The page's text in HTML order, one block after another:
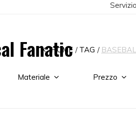
Servizio
Fanatic
HOME TAG
Materiale Prezzo